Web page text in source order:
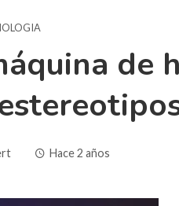
de
Hace 2 años